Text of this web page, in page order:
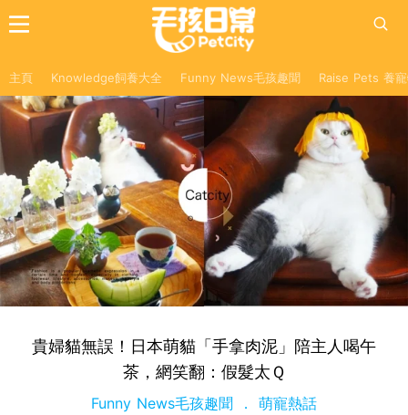
主頁 Knowledge飼養大全 Funny News毛孩趣聞 Raise Pets 養
貴婦貓無誤！日本萌貓「手拿肉泥」陪主人喝午
茶，網笑翻：假髮太Ｑ
Funny News毛孩趣聞 萌寵熱話